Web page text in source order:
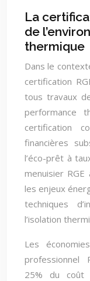
La
de
thermique
Dans le
certification
tous travaux
performance
certification
financières
l’éco-prêt à
menuisier
les enjeux
techniques
l’isolation
Les
professionnel
25% du coût